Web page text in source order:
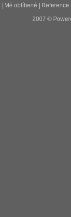
Mé oblíbené Reference
2007 ©